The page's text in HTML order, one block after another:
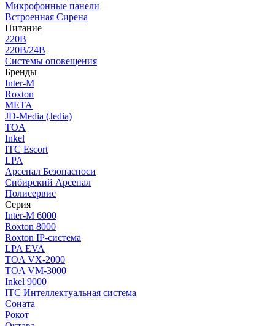
Микрофонные панели
Встроенная Сирена
Питание
220В
220В/24В
Системы оповещения
Бренды
Inter-M
Roxton
МЕТА
JD-Media (Jedia)
TOA
Inkel
ITC Escort
LPA
Арсенал Безопасноси
Сибирский Арсенал
Полисервис
Серия
Inter-M 6000
Roxton 8000
Roxton IP-система
LPA EVA
TOA VX-2000
TOA VM-3000
Inkel 9000
ITC Интеллектуальная система
Соната
Рокот